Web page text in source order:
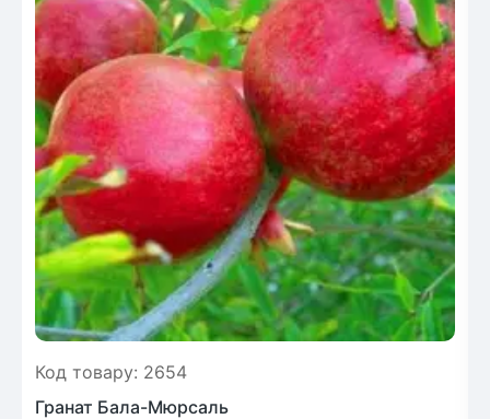
Код товару: 2654
Гранат Бала-Мюрсаль